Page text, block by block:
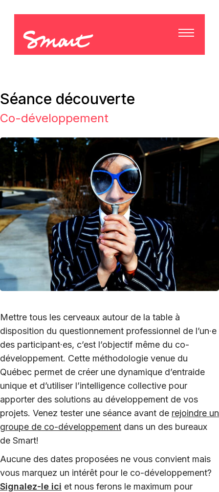
Séance découverte
Co-développement
Mettre tous les cerveaux autour de la table à
disposition du questionnement professionnel de l’un·e
des participant·es, c’est l’objectif même du co-
développement. Cette méthodologie venue du
Québec permet de créer une dynamique d’entraide
unique et d’utiliser l’intelligence collective pour
apporter des solutions au développement de vos
projets. Venez tester une séance avant de rejoindre un
groupe de co-développement dans un des bureaux
de Smart!
Aucune des dates proposées ne vous convient mais
vous marquez un intérêt pour le co-développement?
Signalez-le ici et nous ferons le maximum pour